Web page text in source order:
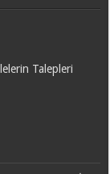
Talepleri